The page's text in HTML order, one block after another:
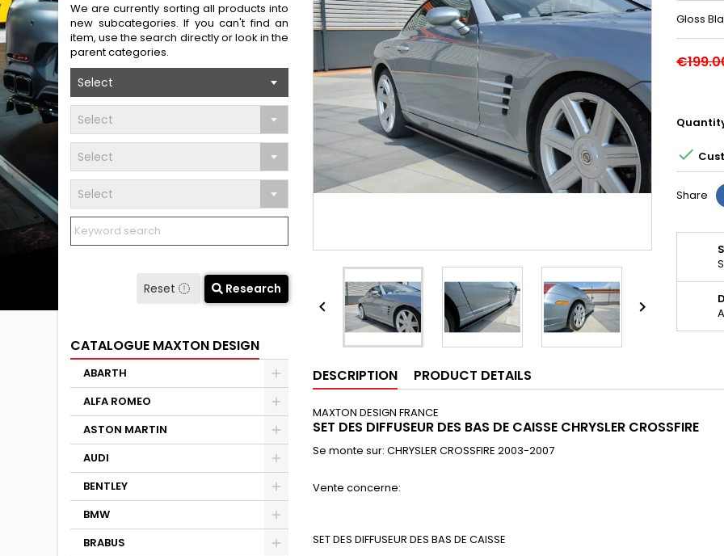
We are currently sorting all products into
new subcategories. If you can't find an
item, use the search directly or look in the
parent categories.
Select
Select
Select
Select
Reset Research
CATALOGUE MAXTON DESIGN
ABARTH
ALFA ROMEO
ASTON MARTIN
AUDI
BENTLEY
BMW
BRABUS
 
Gloss

Share
DESCRIPTION PRODUCT DETAILS
MAXTON DESIGN FRANCE
SET DES DIFFUSEUR DES BAS DE CAISSE CHRYSLER CROSSFIRE
Se monte sur: CHRYSLER CROSSFIRE 2003-2007
Vente concerne:
SET DES DIFFUSEUR DES BAS DE CAISSE